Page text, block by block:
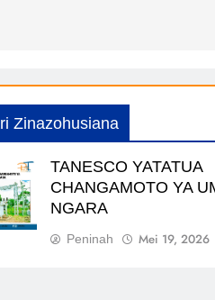
Zinazohusiana
TANESCO YATATUA
CHANGAMOTO YA
NGARA
Peninah Mei 19, 2026